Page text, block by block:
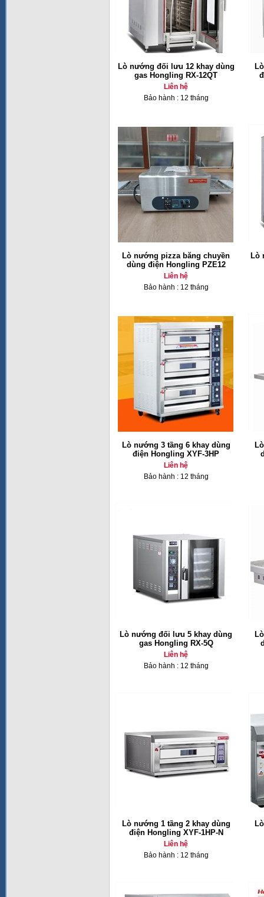
Lò nướng đối lưu 12 khay dùng
gas Hongling RX-12QT
Liên hệ
Bảo hành : 12 tháng
Lò nướng pizza băng chuyền
dùng điện Hongling PZE12
Liên hệ
Bảo hành : 12 tháng
Lò
Lò nướng 3 tầng 6 khay dùng
điện Hongling XYF-3HP
Liên hệ
Bảo hành : 12 tháng
Lò nướng đối lưu 5 khay dùng
gas Hongling RX-5Q
Liên hệ
Bảo hành : 12 tháng
Lò nướng 1 tầng 2 khay dùng
điện Hongling XYF-1HP-N
Liên hệ
Bảo hành : 12 tháng